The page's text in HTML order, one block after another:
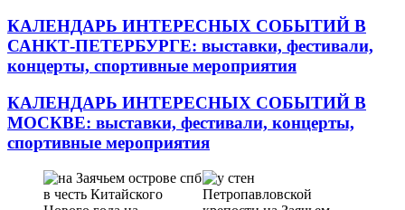
КАЛЕНДАРЬ ИНТЕРЕСНЫХ СОБЫТИЙ В
САНКТ-ПЕТЕРБУРГЕ: выставки, фестивали,
концерты, спортивные мероприятия
КАЛЕНДАРЬ ИНТЕРЕСНЫХ СОБЫТИЙ В
МОСКВЕ: выставки, фестивали, концерты,
спортивные мероприятия